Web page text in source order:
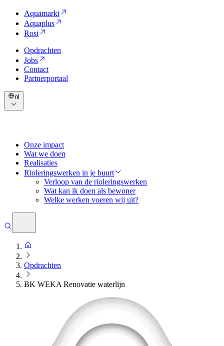
Aquamarkt
Aquaplus
Rosi
Opdrachten
Jobs
Contact
Partnerportaal
nl
Onze impact
Wat we doen
Realisaties
Rioleringswerken in je buurt
Verloop van de rioleringswerken
Wat kan ik doen als bewoner
Welke werken voeren wij uit?
Opdrachten
BK WEKA Renovatie waterlijn